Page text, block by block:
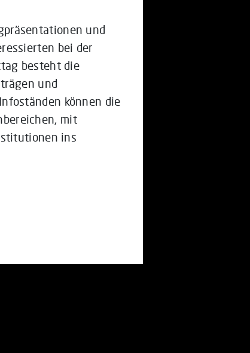
und
bei der
besteht die
und
können die
mit
ins